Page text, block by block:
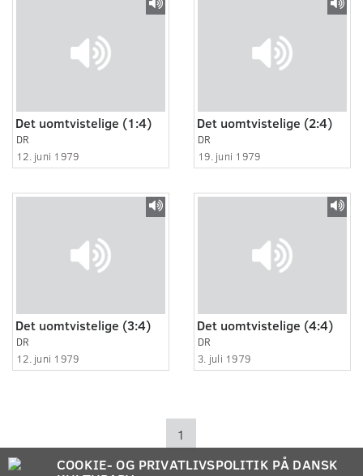
Det uomtvistelige (1:4)
DR
12. juni 1979
Det uomtvistelige (2:4)
DR
19. juni 1979
Det uomtvistelige (3:4)
DR
12. juni 1979
Det uomtvistelige (4:4)
DR
3. juli 1979
1
COOKIE- OG PRIVATLIVSPOLITIK PÅ DANSK